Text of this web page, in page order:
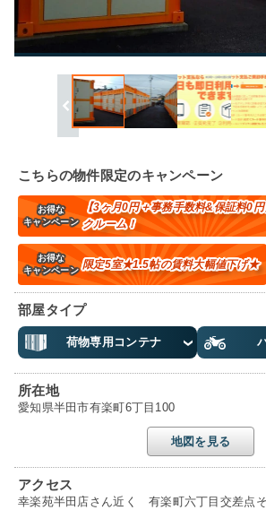
こちらの物件限定のキャンペーン
お得な
キャンペーン
【3ヶ月0円＋事務手数料&保証料0
クルーム！
お得な
キャンペーン 限定5室★1.5帖の賃料大幅値下げ★
部屋タイプ
荷物専用コンテナ
所在地
愛知県半田市有楽町6丁目100
地図を見る
アクセス
幸楽苑半田店さん近く 有楽町六丁目交差点そ